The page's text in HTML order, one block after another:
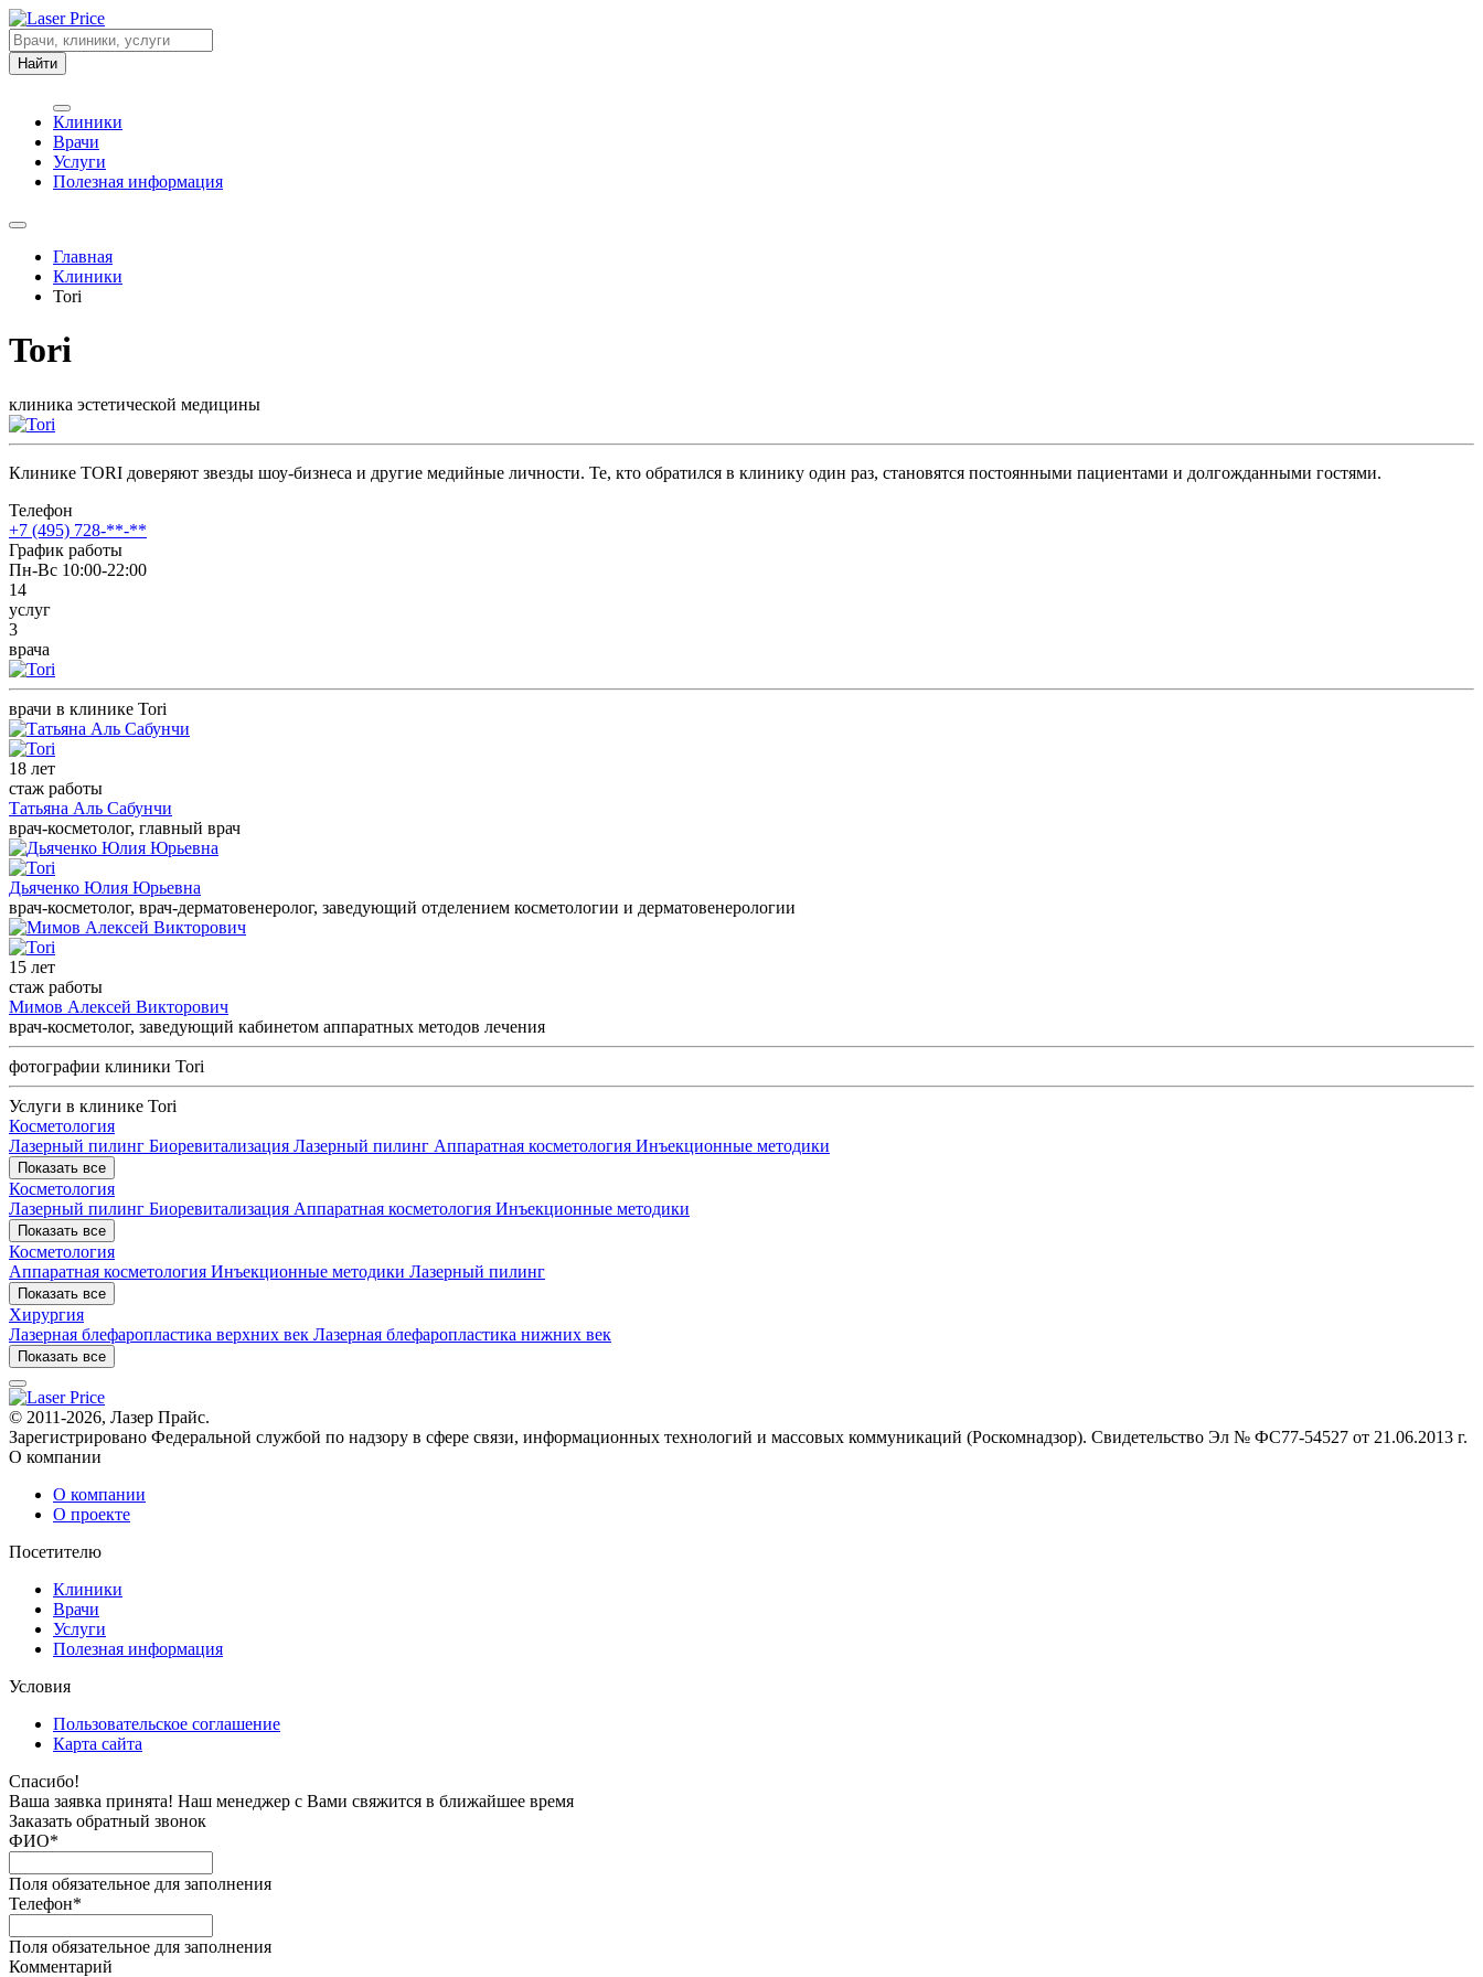
Найти
Клиники
Врачи
Услуги
Полезная информация
Главная
Клиники
Tori
Tori
клиника эстетической медицины
Клинике TORI доверяют звезды шоу-бизнеса и другие медийные личности. Те, кто обратился в клинику один раз, становятся постоянными пациентами и долгожданными гостями.
Телефон
+7 (495) 728-**-**
График работы
Пн-Вс 10:00-22:00
14
услуг
3
врача
врачи в клинике Tori
18 лет
стаж работы
Татьяна Аль Сабунчи
врач-косметолог, главный врач
Дьяченко Юлия Юрьевна
врач-косметолог, врач-дерматовенеролог, заведующий отделением косметологии и дерматовенерологии
15 лет
стаж работы
Мимов Алексей Викторович
врач-косметолог, заведующий кабинетом аппаратных методов лечения
фотографии клиники Tori
Услуги в клинике Tori
Косметология
Лазерный пилинг Биоревитализация Лазерный пилинг Аппаратная косметология Инъекционные методики
Показать все
Косметология
Лазерный пилинг Биоревитализация Аппаратная косметология Инъекционные методики
Показать все
Косметология
Аппаратная косметология Инъекционные методики Лазерный пилинг
Показать все
Хирургия
Лазерная блефаропластика верхних век Лазерная блефаропластика нижних век
Показать все
© 2011-2026, Лазер Прайс.
Зарегистрировано Федеральной службой по надзору в сфере связи, информационных технологий и массовых коммуникаций (Роскомнадзор). Свидетельство Эл № ФС77-54527 от 21.06.2013 г.
О компании
О компании
О проекте
Посетителю
Клиники
Врачи
Услуги
Полезная информация
Условия
Пользовательское соглашение
Карта сайта
Спасибо!
Ваша заявка принята! Наш менеджер с Вами свяжится в ближайшее время
Заказать обратный звонок
ФИО*
Поля обязательное для заполнения
Телефон*
Поля обязательное для заполнения
Комментарий